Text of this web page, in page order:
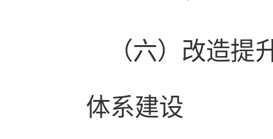
（六）改造
体系建设